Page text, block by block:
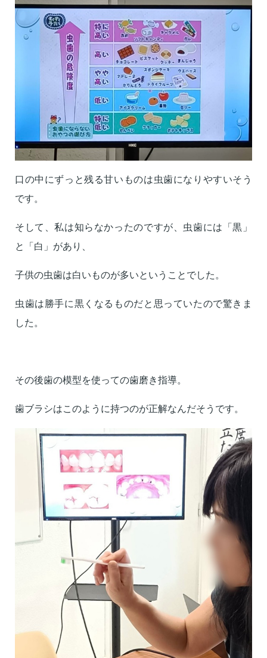
口の中にずっと残る甘いものは虫歯になりやすいそう
です。
そして、私は知らなかったのですが、虫歯には「黒」
と「白」 があり、
子供の虫歯は白いものが多いということでした。
虫歯は勝手に黒くなるものだと思っていたので驚きま
した。
その後歯の模型を使っての歯磨き指導。
歯ブラシはこのように持つのが正解なんだそうです。